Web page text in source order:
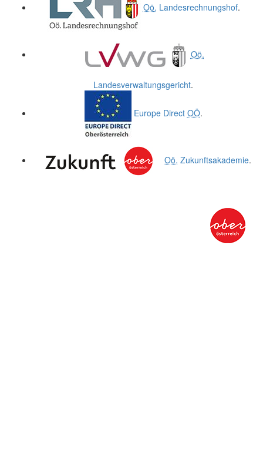
Oö. Landesrechnungshof.
Oö.
Landesverwaltungsgericht.
Europe Direct OÖ.
Oö. Zukunftsakademie.